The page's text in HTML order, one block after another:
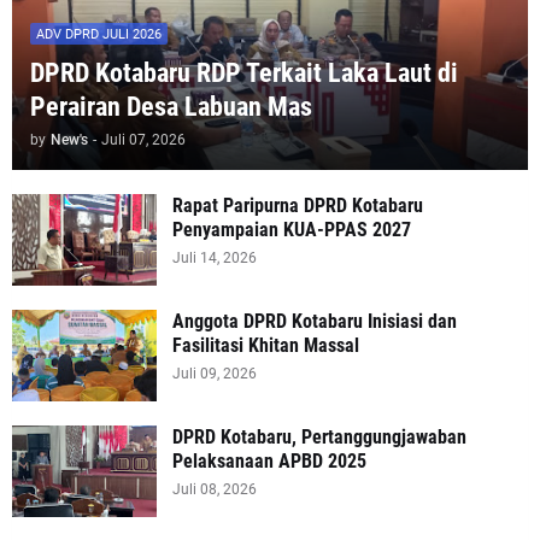
ADV DPRD JULI 2026
DPRD Kotabaru RDP Terkait Laka Laut di
Perairan Desa Labuan Mas
by New's - Juli 07, 2026
Rapat Paripurna DPRD Kotabaru
Penyampaian KUA-PPAS 2027
Juli 14, 2026
Anggota DPRD Kotabaru Inisiasi dan
Fasilitasi Khitan Massal
Juli 09, 2026
DPRD Kotabaru, Pertanggungjawaban
Pelaksanaan APBD 2025
Juli 08, 2026